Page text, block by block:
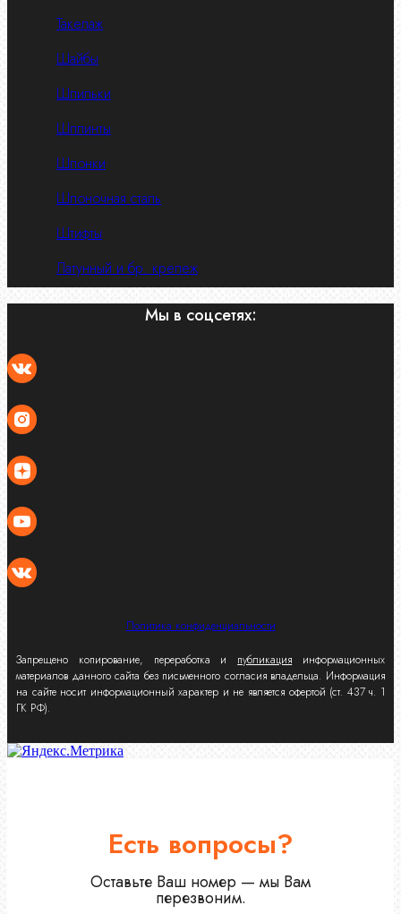
Такелаж
Шайбы
Шпильки
Шплинты
Шпонки
Шпоночная сталь
Штифты
Латунный и бр. крепеж
Мы в соцсетях:
Политика конфиденциальности
Запрещено копирование, переработка и публикация информационных
материалов данного сайта без письменного согласия владельца. Информация
на сайте носит информационный характер и не является офертой (ст. 437 ч. 1
ГК РФ).
Есть вопросы?
Оставьте Ваш номер — мы Вам
перезвоним.